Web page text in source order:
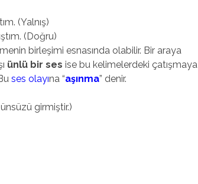
(Yalnış)
(Doğru)
birleşimi esnasında olabilir. Bir araya
ünlü bir ses ise bu kelimelerdeki çatışmaya
ses olayına “aşınma” denir.
girmiştir.)